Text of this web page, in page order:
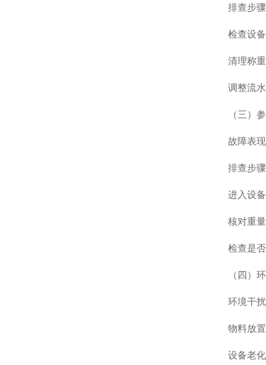
排查步
检查设
清理称
调整流
（三）
故障表
排查步
进入设
核对重
检查是
（四）
环境干
物料放
设备老